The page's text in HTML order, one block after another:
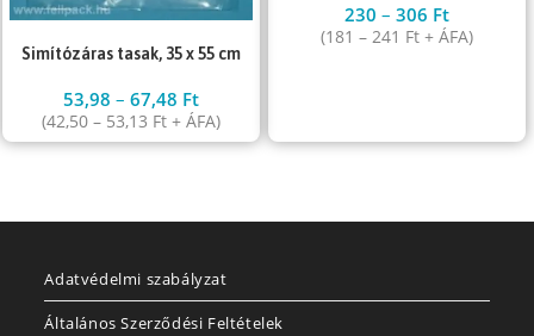
Simítózáras tasak, 35 x 55 cm
53,98–67,48 Ft
(42,50– 53,13 Ft + ÁFA)
230 – 306 Ft
(181 – 241 Ft+ ÁFA)
Adatvédelmi szabályzat
Általános Szerződési Feltételek